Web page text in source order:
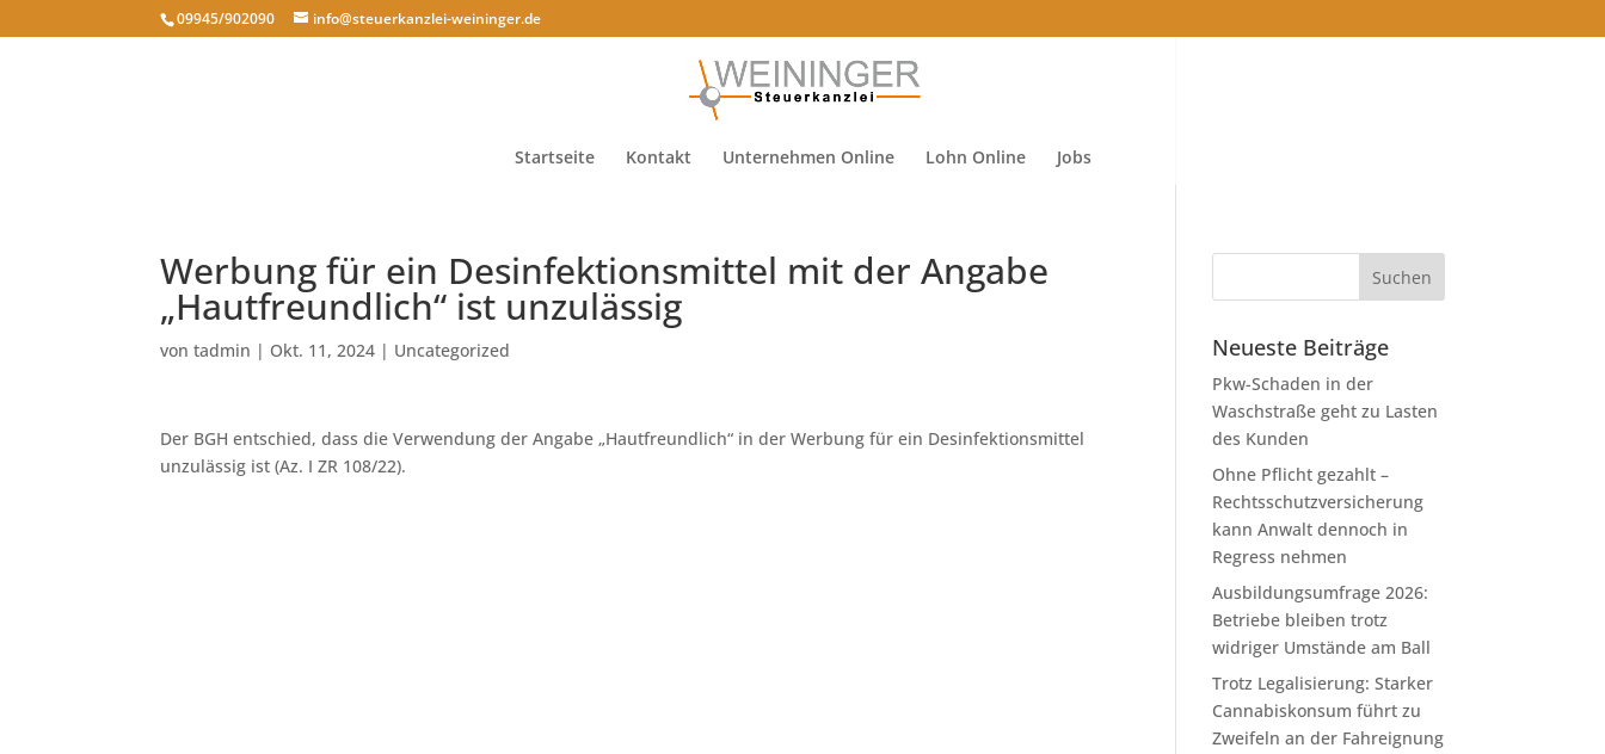
09945/902090 info@steuerkanzlei-weininger.de
Startseite Kontakt Unternehmen Online Lohn Online Jobs
Werbung für ein Desinfektionsmittel mit der Angabe
„Hautfreundlich“ ist unzulässig
vontadmin | Okt. 11, 2024 | Uncategorized
Der BGH entschied, dass die Verwendung der Angabe „Hautfreundlich“ in der Werbung für ein Desinfektionsmittel
unzulässig ist (Az. I ZR 108/22).
Neueste Beiträge
Pkw-Schaden in der
Waschstraße geht zu Lasten
des Kunden
Ohne Pflicht gezahlt –
Rechtsschutzversicherung
kann Anwalt dennoch in
Regress nehmen
Ausbildungsumfrage 2026:
Betriebe bleiben trotz
widriger Umstände am Ball
Trotz Legalisierung: Starker
Cannabiskonsum führt zu
Zweifeln an der Fahreignung